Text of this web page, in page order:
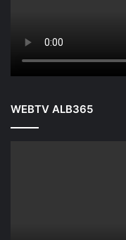
WEBTV ALB365